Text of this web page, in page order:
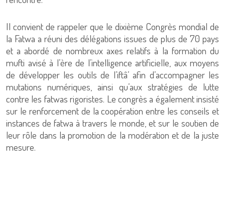
Il convient de rappeler que le dixième Congrès mondial de
la Fatwa a réuni des délégations issues de plus de 70 pays
et a abordé de nombreux axes relatifs à la formation du
mufti avisé à l’ère de l’intelligence artificielle, aux moyens
de développer les outils de l’iftâ’ afin d’accompagner les
mutations numériques, ainsi qu’aux stratégies de lutte
contre les fatwas rigoristes. Le congrès a également insisté
sur le renforcement de la coopération entre les conseils et
instances de fatwa à travers le monde, et sur le soutien de
leur rôle dans la promotion de la modération et de la juste
mesure.